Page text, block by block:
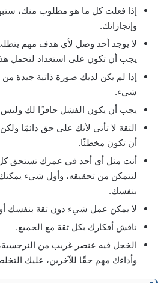
إذا فعلت كل ما هو مطلوب منك،
وإنجازاتك.
لا يوجد أحد وصل لأي هدف مهم
يجب أن تكون على استعداد لتحمل
إذا لم يكن لديك صورة ذاتية جيدة من
شيء.
يجب أن يكون الفشل حافزًا لك وليس
الثقة لا تأتي لأنك على حق دائمًا
أن تكون مخطئًا.
أنت مثل أي أحد في عمرك تستحق
لتتمكن من تحقيقه، وأول شيء
بنفسك.
لا يمكن عمل شيء دون ثقة بنفسك
ناقش أفكارك بكل ثقة مع الجميع.
الخجل فيه عنصر غريب من
وأداءك مهم حقًا للآخرين، عليك